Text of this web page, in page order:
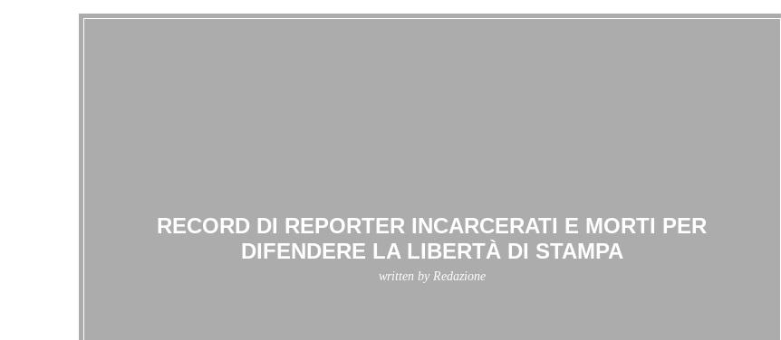
RECORD DI REPORTER INCARCERATI E MORTI PER
DIFENDERE LA LIBERTÀ DI STAMPA
written by Redazione